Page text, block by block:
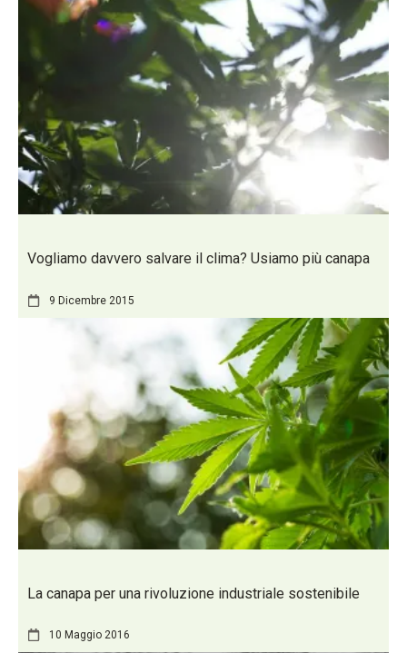
Vogliamo davvero salvare il clima? Usiamo più canapa
9 Dicembre 2015
La canapa per una rivoluzione industriale sostenibile
10 Maggio 2016